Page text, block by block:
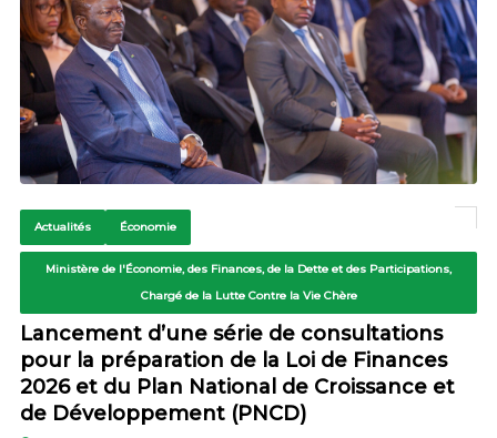
Actualités Économie
Ministère de l'Économie, des Finances, de la Dette et des Participations,
Chargé de la Lutte Contre la Vie Chère
Lancement d’une série de consultations
pour la préparation de la Loi de Finances
2026 et du Plan National de Croissance et
de Développement (PNCD)